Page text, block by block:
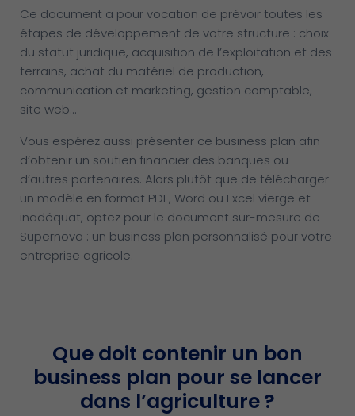
Ce document a pour vocation de prévoir toutes les
étapes de développement de votre structure : choix
du statut juridique, acquisition de l’exploitation et des
terrains, achat du matériel de production,
communication et marketing, gestion comptable,
site web…
Vous espérez aussi présenter ce business plan afin
d’obtenir un soutien financier des banques ou
d’autres partenaires. Alors plutôt que de télécharger
un modèle en format PDF, Word ou Excel vierge et
inadéquat, optez pour le document sur-mesure de
Supernova : un business plan personnalisé pour votre
entreprise agricole.
Que doit contenir un bon
business plan pour se lancer
dans l’agriculture ?